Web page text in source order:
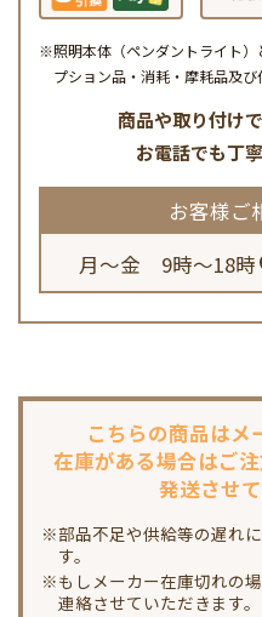
※照明本体（ペンダントライト
プション品・消耗・摩耗品及び
商品や取り付け
お電話でも丁
お客様ご
月～金 9時～18時
こちらの商品はメ
在庫がある場合はご
発送させ
※部品不足や供給等の遅れ
す。
※もしメーカー在庫切れの
連絡させていただきます。